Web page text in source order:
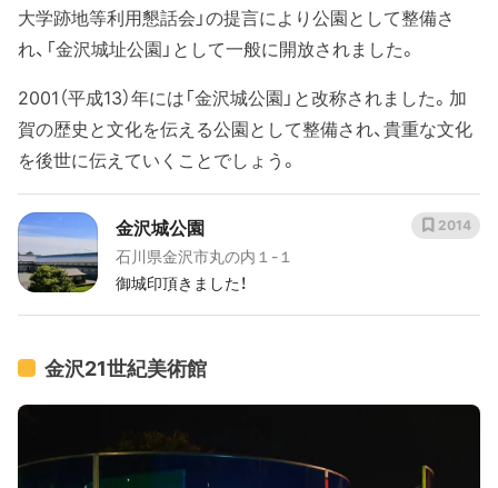
大学跡地等利用懇話会」の提言により公園として整備さ
れ、「金沢城址公園」として一般に開放されました。
2001（平成13）年には「金沢城公園」と改称されました。加
賀の歴史と文化を伝える公園として整備され、貴重な文化
を後世に伝えていくことでしょう。
金沢城公園
石川県金沢市丸の内１-１
御城印頂きました！
2014
金沢21世紀美術館